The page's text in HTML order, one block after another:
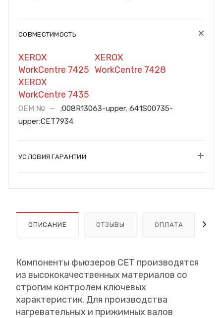
СОВМЕСТИМОСТЬ
XEROX
WorkCentre 7425
XEROX
WorkCentre 7428
XEROX
WorkCentre 7435
OEM № — ;008R13063-upper, 641S00735-
upper;CET7934
УСЛОВИЯ ГАРАНТИИ
ОПИСАНИЕ ОТЗЫВЫ ОПЛАТА
Компоненты фьюзеров CET производятся
из высококачественных материалов со
строгим контролем ключевых
характеристик. Для производства
нагревательных и прижимных валов